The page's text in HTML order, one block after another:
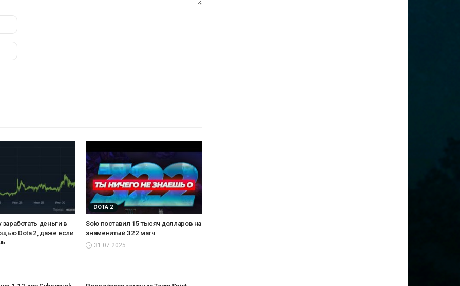
заработать деньги в
Dota 2, даже если
DOTA 2
Solo поставил 15 тысяч долларов на
знаменитый 322 матч
31.07.2025